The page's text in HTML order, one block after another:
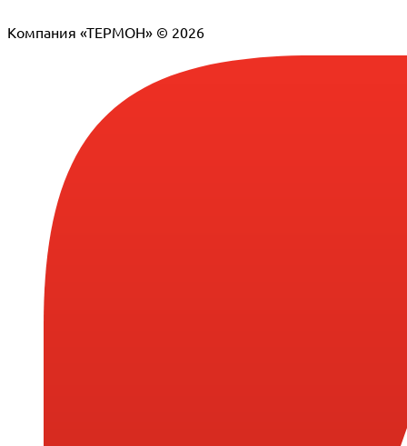
Компания «ТЕРМОН» © 2026